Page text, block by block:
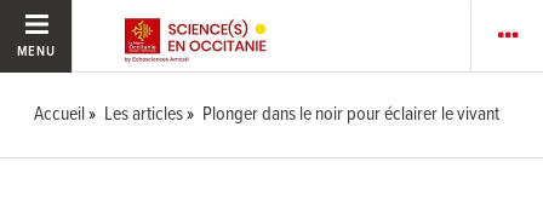
MENU
Accueil Les articles Plonger dans le noir pour éclairer le vivant